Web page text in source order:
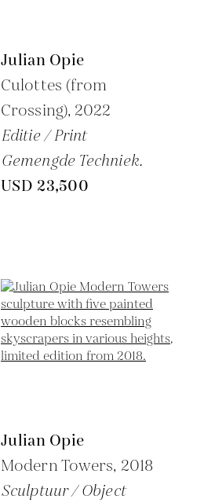
Julian Opie
Culottes (from
Crossing), 2022
Editie / Print
Gemengde Techniek.
USD 23,500
Julian Opie
Modern Towers, 2018
Sculptuur / Object